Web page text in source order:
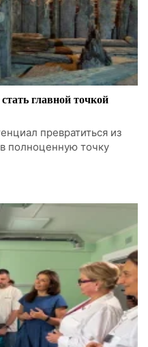
главной точкой
превратиться из
полноценную точку